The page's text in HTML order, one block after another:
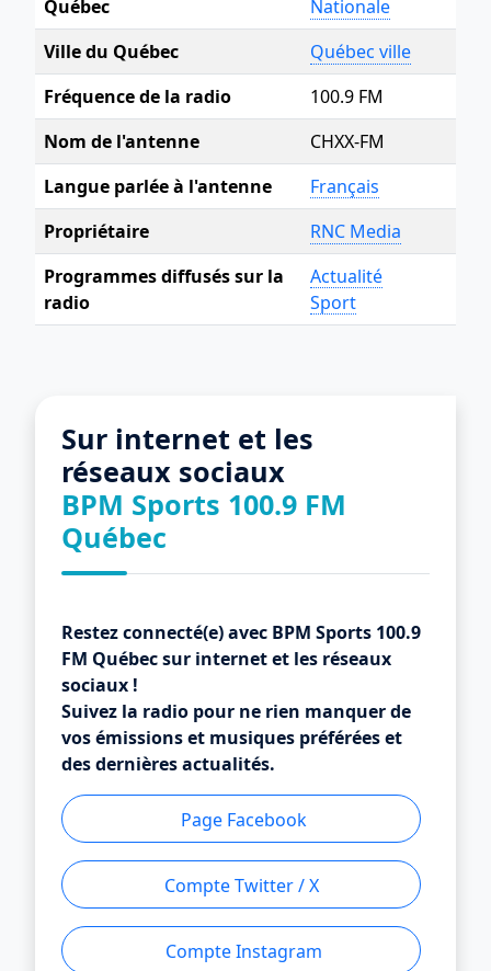
Québec
Nationale
Ville du Québec
Québec ville
Fréquence de la radio
100.9 FM
Nom de l'antenne
CHXX-FM
Langue parlée à l'antenne
Français
Propriétaire
RNC Media
Programmes diffusés sur la
radio
Actualité
Sport
Sur internet et les
réseaux sociaux
BPM Sports 100.9 FM
Québec
Restez connecté(e) avec BPM Sports 100.9
FM Québec sur internet et les réseaux
sociaux !
Suivez la radio pour ne rien manquer de
vos émissions et musiques préférées et
des dernières actualités.
Page Facebook
Compte Twitter / X
Compte Instagram